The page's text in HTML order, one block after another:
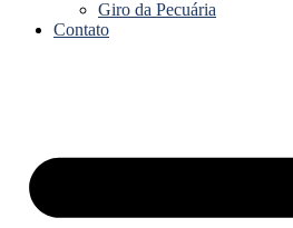
Giro da Pecuária
Contato